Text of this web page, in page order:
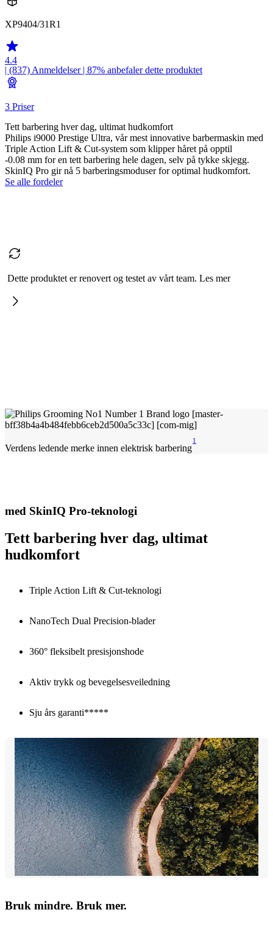
XP9404/31R1
4.4
| (837) Anmeldelser| 87% anbefaler dette produktet
3 Priser
Tett barbering hver dag, ultimat hudkomfort
Philips i9000 Prestige Ultra, vår mest innovative barbermaskin med
Triple Action Lift & Cut-system som klipper håret på opptil
-0.08 mm for en tett barbering hele dagen, selv på tykke skjegg.
SkinIQ Pro gir nå 5 barberingsmoduser for optimal hudkomfort.
Se alle fordeler
Dette produktet er renovert og testet av vårt team. Les mer
Verdens ledende merke innen elektrisk barbering
1
med SkinIQ Pro-teknologi
Tett barbering hver dag, ultimat
hudkomfort
Triple Action Lift & Cut-teknologi
NanoTech Dual Precision-blader
360° fleksibelt presisjonshode
Aktiv trykk og bevegelsesveiledning
Sju års garanti*****
Bruk mindre. Bruk mer.